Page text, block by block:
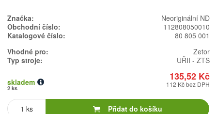
Značka:
Neoriginální ND
Obchodní číslo:
112808050010
Katalogové číslo:
80 805 001
Vhodné pro:
Zetor
Typ stroje:
UŘII - ZTS
135,52 Kč
skladem
2 ks 112 Kč bez DPH
Počet
Přidat do košíku